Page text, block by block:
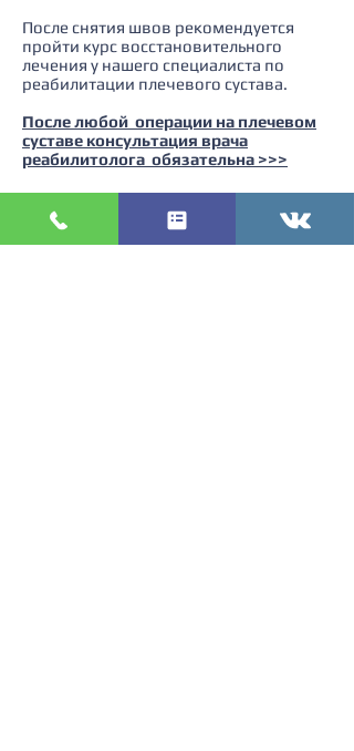
После снятия швов рекомендуется
пройти курс восстановительного
лечения у нашего специалиста по
реабилитации плечевого сустава.
После любой операции на плечевом
суставе консультация врача
реабилитолога обязательна >>>
ПЛЕЧО.РУ- операции на плечевом
суставе высокой степени сложности